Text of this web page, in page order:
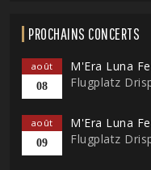
PROCHAINS CONCERTS
août
08
M'Era Luna
Flugplatz
août
09
M'Era Luna
Flugplatz